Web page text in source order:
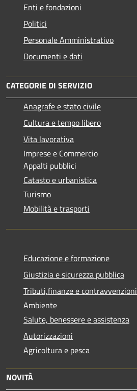
Enti e fondazioni
Politici
Personale Amministrativo
Documenti e dati
CATEGORIE DI SERVIZIO
Anagrafe e stato civile
Cultura e tempo libero
Vita lavorativa
Imprese e Commercio
Appalti pubblici
Catasto e urbanistica
Turismo
Mobilità e trasporti
Educazione e formazione
Giustizia e sicurezza pubblica
Tributi,finanze e contravvenzioni
Ambiente
Salute, benessere e assistenza
Autorizzazioni
Agricoltura e pesca
NOVITÀ